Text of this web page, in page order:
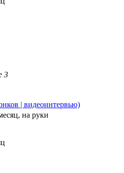
3
| видеоинтервью)
на руки